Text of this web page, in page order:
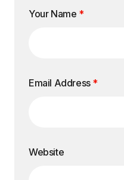
Your Name *
Email Address *
Website